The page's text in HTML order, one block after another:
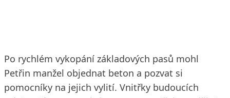
Po rychlém vykopání základových pasů mohl
Petřin manžel objednat beton a pozvat si
pomocníky na jejich vylití. Vnitřky budoucích